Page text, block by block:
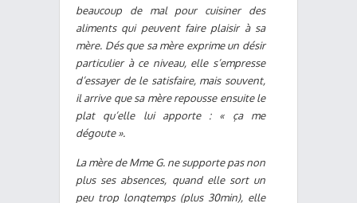
beaucoup de mal pour cuisiner des
aliments qui peuvent faire plaisir à sa
mère. Dés que sa mère exprime un désir
particulier à ce niveau, elle s’empresse
d’essayer de le satisfaire, mais souvent,
il arrive que sa mère repousse ensuite le
plat qu’elle lui apporte : « ça me
dégoute ».
La mère de Mme G. ne supporte pas non
plus ses absences, quand elle sort un
peu trop longtemps (plus 30min), elle